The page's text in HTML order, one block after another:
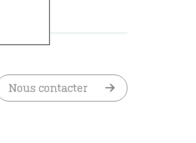
Nous contacter